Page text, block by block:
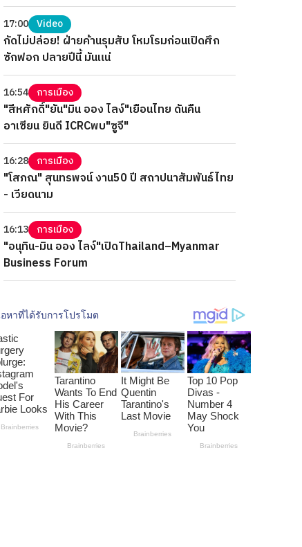
17:00 Video
กัดไม่ปล่อย! ฝ่ายค้านรุมสับ โหมโรมก่อนเปิดศึก
ซักฟอก ปลายปีนี้ มันแน่
16:54 การเมือง
"สีหศักดิ์"ยัน"มิน ออง ไลง์"เยือนไทย ดันคืน
อาเซียน ยินดี ICRCพบ"ซูจี"
16:28 การเมือง
"โสภณ" สุนทรพจน์ งาน50 ปี สถาปนาสัมพันธ์ไทย
- เวียดนาม
16:13 การเมือง
"อนุทิน-มิน ออง ไลง์"เปิดThailand–Myanmar
Business Forum